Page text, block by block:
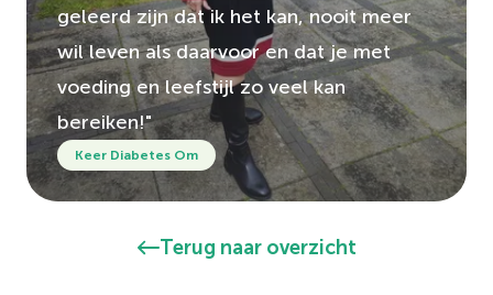
geleerd zijn dat ik het kan, nooit meer
wil leven als daarvoor en dat je met
voeding en leefstijl zo veel kan
bereiken!"
Keer Diabetes Om
Terug naar overzicht